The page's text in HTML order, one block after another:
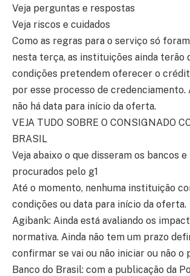
Veja perguntas e respostas
Veja riscos e cuidados
Como as regras para o serviço só
nesta terça, as instituições ainda terão
condições pretendem oferecer o
por esse processo de credenciamento.
não há data para início da oferta.
VEJA TUDO SOBRE O CONSIGNADO
BRASIL
Veja abaixo o que disseram os bancos
procurados pelo g1
Até o momento, nenhuma instituição
condições ou data para início da oferta.
Agibank: Ainda está avaliando os
normativa. Ainda não tem um prazo
confirmar se vai ou não iniciar ou não o
Banco do Brasil: com a publicação da